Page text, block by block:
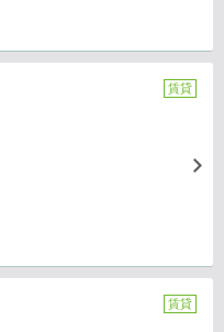
賃貸
賃貸